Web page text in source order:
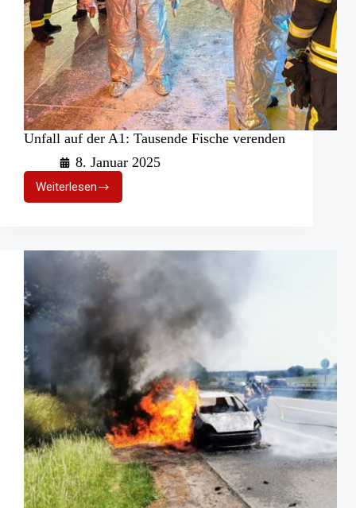
Unfall auf der A1: Tausende Fische verenden
8. Januar 2025
Weiterlesen
Unfall
auf
Tausende
Fische
verenden